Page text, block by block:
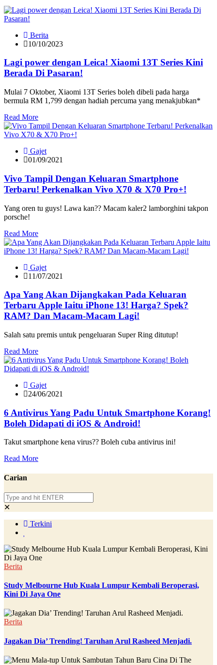
Berita
10/10/2023
Lagi power dengan Leica! Xiaomi 13T Series Kini
Berada Di Pasaran!
Mulai 7 Oktober, Xiaomi 13T Series boleh dibeli pada harga
bermula RM 1,799 dengan hadiah percuma yang menakjubkan*
Read More
Gajet
01/09/2021
Vivo Tampil Dengan Keluaran Smartphone
Terbaru! Perkenalkan Vivo X70 & X70 Pro+!
Yang oren tu guys! Lawa kan?? Macam kaler2 lamborghini takpon
porsche!
Read More
Gajet
11/07/2021
Apa Yang Akan Dijangkakan Pada Keluaran
Terbaru Apple Iaitu iPhone 13! Harga? Spek?
RAM? Dan Macam-Macam Lagi!
Salah satu premis untuk pengeluaran Super Ring ditutup!
Read More
Gajet
24/06/2021
6 Antivirus Yang Padu Untuk Smartphone Korang!
Boleh Didapati di iOS & Android!
Takut smartphone kena virus?? Boleh cuba antivirus ini!
Read More
Carian
✕
Terkini
Berita
Study Melbourne Hub Kuala Lumpur Kembali Beroperasi,
Kini Di Jaya One
Berita
Jagakan Dia’ Trending! Taruhan Arul Rasheed Menjadi.